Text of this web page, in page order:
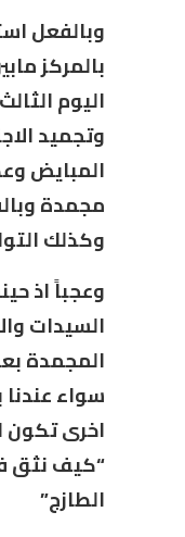
وبالفعل
بالمركز
اليوم
وتجميد
المبايض
مجمدة
وكذلك
وعجباً اذ
السيدات
المجمدة
سواء عندنا
اخرى تكون
“كيف نثق
الطازج”